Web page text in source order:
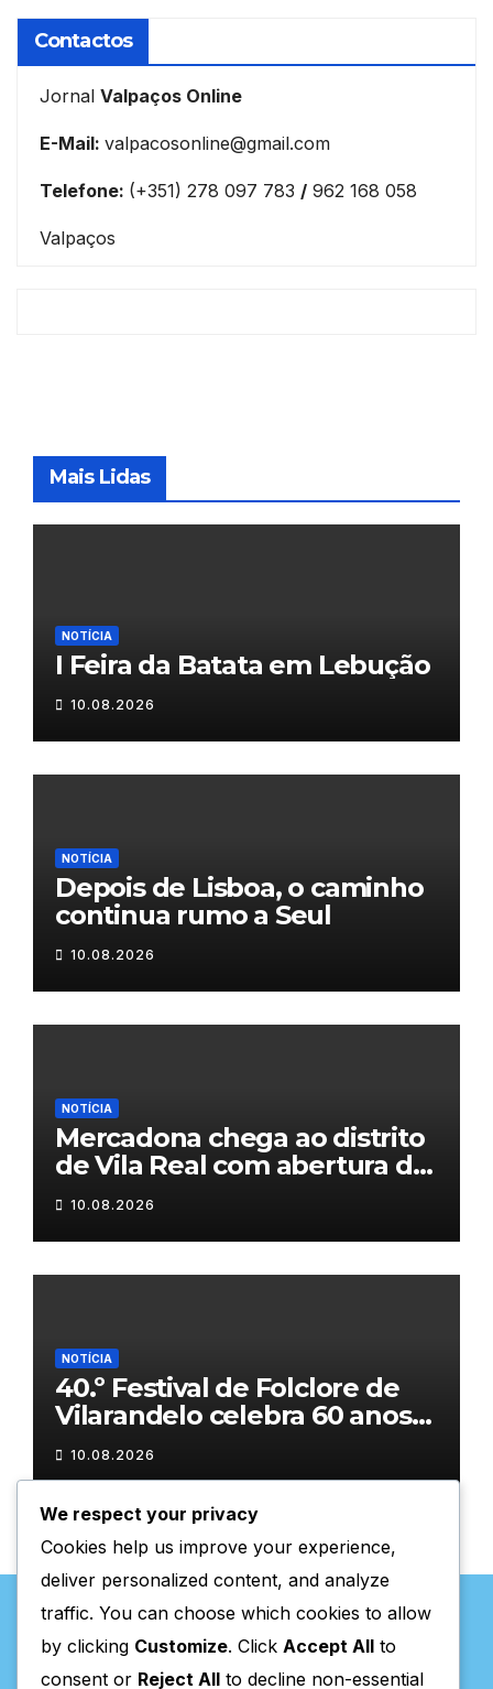
Contactos
Jornal Valpaços Online
E-Mail: valpacosonline@gmail.com
Telefone: (+351) 278 097 783 / 962 168 058
Valpaços
Mais Lidas
NOTÍCIA
I Feira da Batata em Lebução
10.08.2026
NOTÍCIA
Depois de Lisboa, o caminho
continua rumo a Seul
10.08.2026
NOTÍCIA
Mercadona chega ao distrito
de Vila Real com abertura da
primeira loja em setembro
10.08.2026
NOTÍCIA
40.º Festival de Folclore de
Vilarandelo celebra 60 anos
de tradição
10.08.2026
We respect your privacy
Cookies help us improve your experience,
deliver personalized content, and analyze
traffic. You can choose which cookies to allow
by clicking Customize. Click Accept All to
consent or Reject All to decline non-essential